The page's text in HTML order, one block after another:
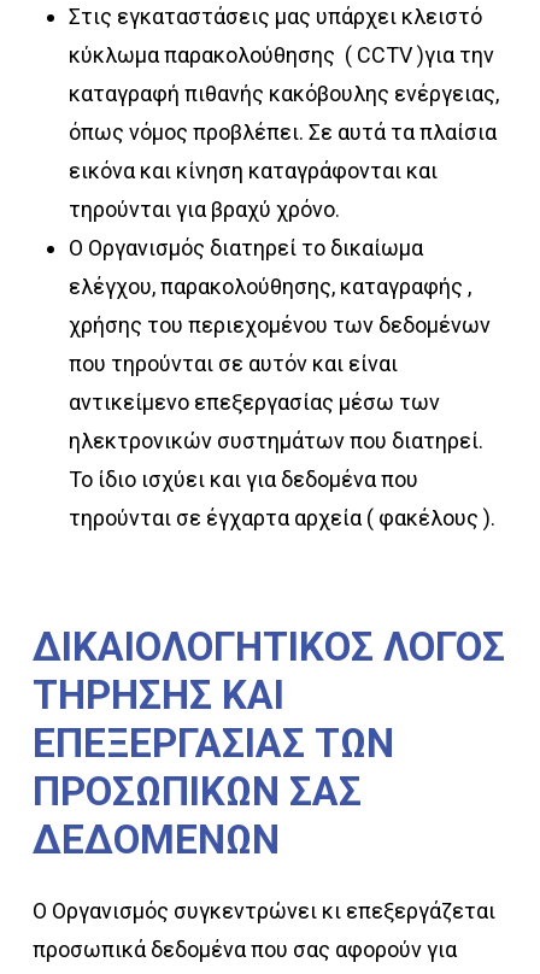
Στις εγκαταστάσεις μας υπάρχει κλειστό
κύκλωμα παρακολούθησης ( CCTV )για την
καταγραφή πιθανής κακόβουλης ενέργειας,
όπως νόμος προβλέπει. Σε αυτά τα πλαίσια
εικόνα και κίνηση καταγράφονται και
τηρούνται για βραχύ χρόνο.
Ο Οργανισμός διατηρεί το δικαίωμα
ελέγχου, παρακολούθησης, καταγραφής ,
χρήσης του περιεχομένου των δεδομένων
που τηρούνται σε αυτόν και είναι
αντικείμενο επεξεργασίας μέσω των
ηλεκτρονικών συστημάτων που διατηρεί.
Το ίδιο ισχύει και για δεδομένα που
τηρούνται σε έγχαρτα αρχεία ( φακέλους ).
ΔΙΚΑΙΟΛΟΓΗΤΙΚΟΣ ΛΟΓΟΣ
ΤΗΡΗΣΗΣ ΚΑΙ
ΕΠΕΞΕΡΓΑΣΙΑΣ ΤΩΝ
ΠΡΟΣΩΠΙΚΩΝ ΣΑΣ
ΔΕΔΟΜΕΝΩΝ
Ο Οργανισμός συγκεντρώνει κι επεξεργάζεται
προσωπικά δεδομένα που σας αφορούν για